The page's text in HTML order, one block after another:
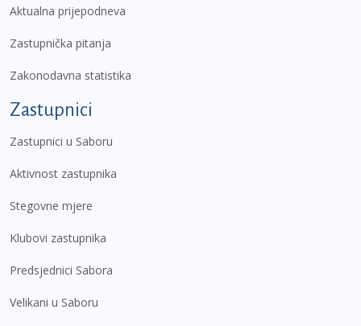
Aktualna prijepodneva
Zastupnička pitanja
Zakonodavna statistika
Zastupnici
Zastupnici u Saboru
Aktivnost zastupnika
Stegovne mjere
Klubovi zastupnika
Predsjednici Sabora
Velikani u Saboru